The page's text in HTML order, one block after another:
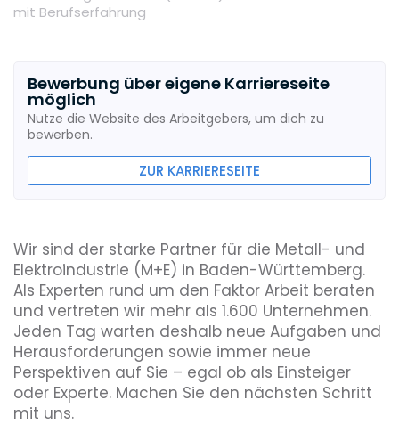
mit Berufserfahrung
Bewerbung über eigene Karriereseite
möglich
Nutze die Website des Arbeitgebers, um dich zu
bewerben.
ZUR KARRIERESEITE
Wir sind der starke Partner für die Metall- und
Elektroindustrie (M+E) in Baden-Württemberg.
Als Experten rund um den Faktor Arbeit beraten
und vertreten wir mehr als 1.600 Unternehmen.
Jeden Tag warten deshalb neue Aufgaben und
Herausforderungen sowie immer neue
Perspektiven auf Sie – egal ob als Einsteiger
oder Experte. Machen Sie den nächsten Schritt
mit uns.